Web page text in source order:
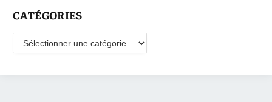
CATÉGORIES
Catégories